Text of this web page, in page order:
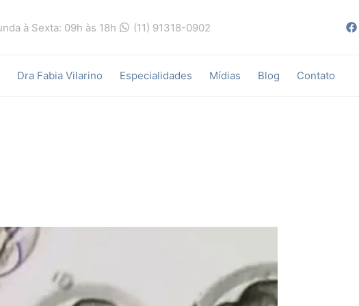
à Sexta: 09h às 18h (11) 91318-0902
Dra Fabia Vilarino Especialidades Mídias Blog Contato